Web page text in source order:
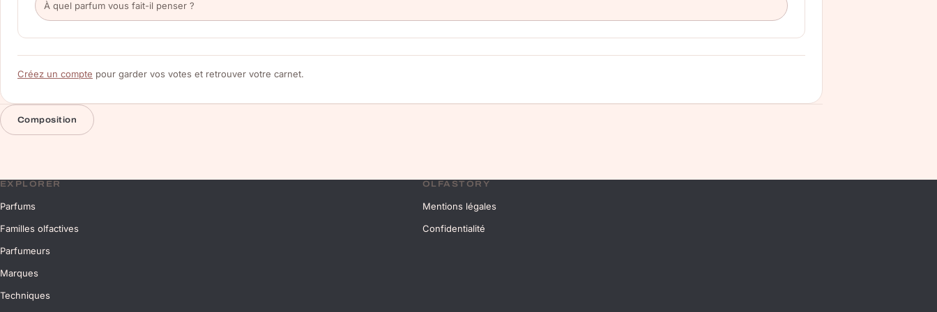
Créez un compte pour garder vos votes et retrouver votre carnet.
Composition
EXPLORER
Parfums
Familles olfactives
Parfumeurs
Marques
Techniques
OLFASTORY
Mentions légales
Confidentialité